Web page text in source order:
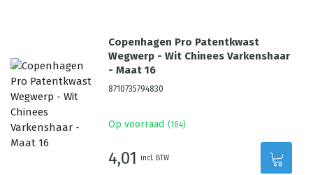
Copenhagen Pro Patentkwast
Wegwerp - Wit Chinees Varkenshaar
- Maat 16
8710735794830
Op voorraad (184)
4,01 incl. BTW